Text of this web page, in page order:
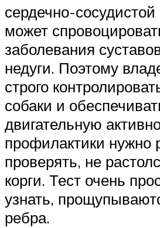
сердечно-
может
заболевания
недуги. Поэтому
строго
собаки и
двигательную
профилактики нужно
проверять, не
корги. Тест очень
узнать,
ребра.